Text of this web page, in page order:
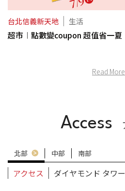
台北信義新天地 生活
超市︱點數變coupon 超值省一夏
Read More
Access
北部 中部 南部
アクセス ダイヤモンド タワ